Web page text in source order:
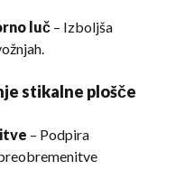
luč – Izboljša
stikalne plošče
– Podpira